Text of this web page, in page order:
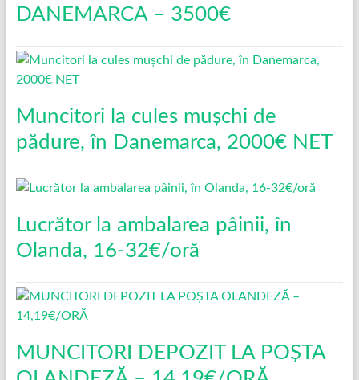
DANEMARCA – 3500€
Muncitori la cules mușchi de
pădure, în Danemarca, 2000€ NET
Lucrător la ambalarea pâinii, în
Olanda, 16-32€/oră
MUNCITORI DEPOZIT LA POȘTA